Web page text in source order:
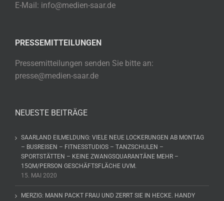
E-Mail: info@medien-saar.de
PRESSEMITTEILUNGEN
Pressemitteilungen senden Sie bitte an:
presse@medien-saar.de
NEUESTE BEITRÄGE
SAARLAND EILMELDUNG: VIELE NEUE LOCKERUNGEN AB MONTAG
– BUSREISEN – FITNESSTUDIOS – TANZSCHULEN –
SPORTSTÄTTEN – KEINE ZWANGSQUARANTÄNE MEHR –
15QM/PERSON GESCHÄFTSFLÄCHE UVM.
15. MAI 2020
MERZIG: MANN PACKT FRAU UND ZERRT SIE IN HECKE. HANDY